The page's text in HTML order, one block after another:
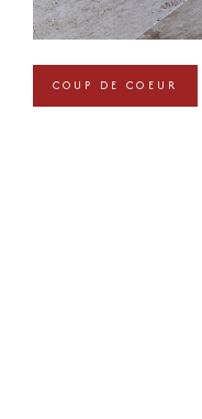
COUP DE COEUR